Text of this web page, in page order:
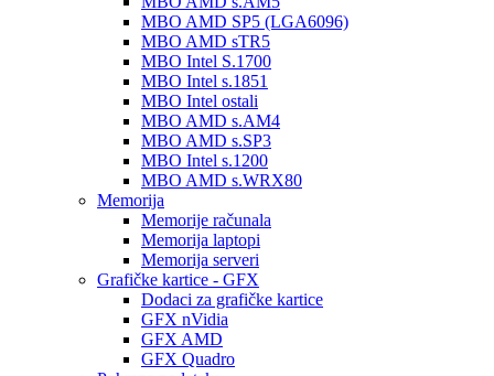
MBO AMD SP5 (LGA6096)
MBO AMD sTR5
MBO Intel S.1700
MBO Intel s.1851
MBO Intel ostali
MBO AMD s.AM4
MBO AMD s.SP3
MBO Intel s.1200
MBO AMD s.WRX80
Memorija
Memorije računala
Memorija laptopi
Memorija serveri
Grafičke kartice - GFX
Dodaci za grafičke kartice
GFX nVidia
GFX AMD
GFX Quadro